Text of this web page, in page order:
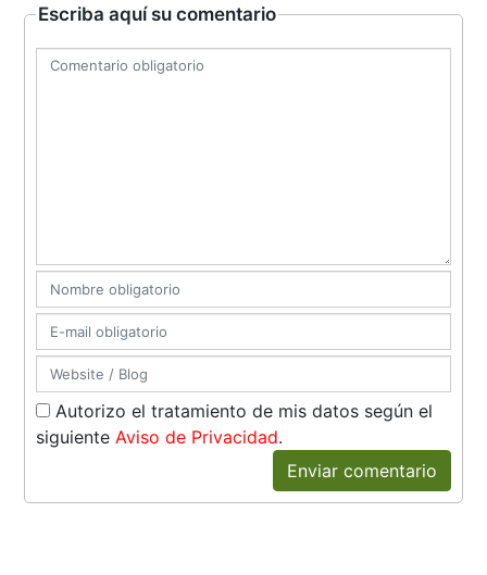
Escriba aquí su comentario
Autorizo el tratamiento de mis datos según el
siguienteAviso de Privacidad.
Enviar comentario